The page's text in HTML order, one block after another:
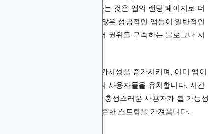
간으로 웹사이트를 최적화하는 것은 앱의 랜딩 페이지로 더
많은 트래픽을 유도합니다. 많은 성공적인 앱들이 일반적인
질문에 답하고 틈새 시장에서 권위를 구축하는 블로그나 지
강력한 SEO는 앱의 온라인 가시성을 증가시키며, 이미 앱이
제공하는 것을 원하는 오가닉 사용자들을 유치합니다. 시간
이 지남에 따라, 좋은 SEO는 충성스러운 사용자가 될 가능성
이 높은 고품질 방문자의 꾸준한 스트림을 가져옵니다.